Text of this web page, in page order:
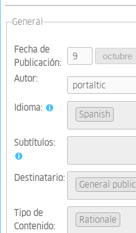
General
Fecha de
Publicación:
Autor:
Idioma:
Spanish
Subtítulos:
Destinatario:
General public
Tipo de
Contenido:
Rationale